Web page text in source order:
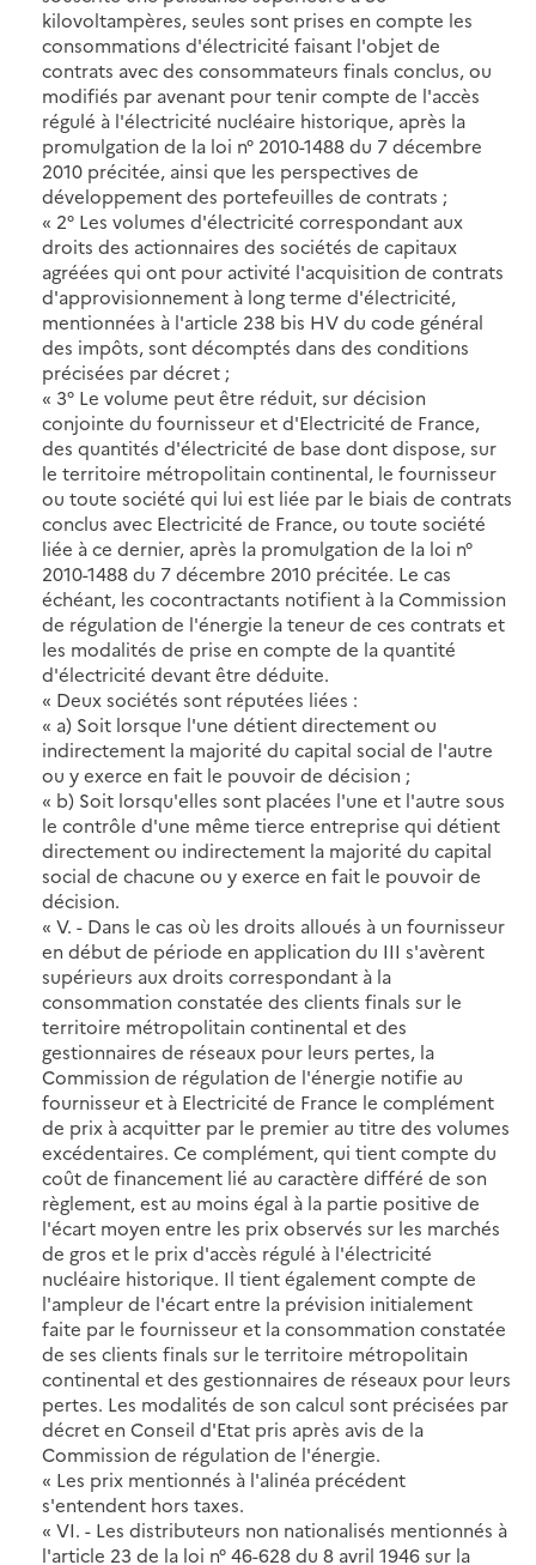
kilovoltampères, seules sont prises en compte les
consommations d'électricité faisant l'objet de
contrats avec des consommateurs finals conclus, ou
modifiés par avenant pour tenir compte de l'accès
régulé à l'électricité nucléaire historique, après la
promulgation de la loi n° 2010-1488 du 7 décembre
2010 précitée, ainsi que les perspectives de
développement des portefeuilles de contrats ;
« 2° Les volumes d'électricité correspondant aux
droits des actionnaires des sociétés de capitaux
agréées qui ont pour activité l'acquisition de contrats
d'approvisionnement à long terme d'électricité,
mentionnées à l'article 238 bis HV du code général
des impôts, sont décomptés dans des conditions
précisées par décret ;
« 3° Le volume peut être réduit, sur décision
conjointe du fournisseur et d'Electricité de France,
des quantités d'électricité de base dont dispose, sur
le territoire métropolitain continental, le fournisseur
ou toute société qui lui est liée par le biais de contrats
conclus avec Electricité de France, ou toute société
liée à ce dernier, après la promulgation de la loi n°
2010-1488 du 7 décembre 2010 précitée. Le cas
échéant, les cocontractants notifient à la Commission
de régulation de l'énergie la teneur de ces contrats et
les modalités de prise en compte de la quantité
d'électricité devant être déduite.
« Deux sociétés sont réputées liées :
« a) Soit lorsque l'une détient directement ou
indirectement la majorité du capital social de l'autre
ou y exerce en fait le pouvoir de décision ;
« b) Soit lorsqu'elles sont placées l'une et l'autre sous
le contrôle d'une même tierce entreprise qui détient
directement ou indirectement la majorité du capital
social de chacune ou y exerce en fait le pouvoir de
décision.
« V. - Dans le cas où les droits alloués à un fournisseur
en début de période en application du III s'avèrent
supérieurs aux droits correspondant à la
consommation constatée des clients finals sur le
territoire métropolitain continental et des
gestionnaires de réseaux pour leurs pertes, la
Commission de régulation de l'énergie notifie au
fournisseur et à Electricité de France le complément
de prix à acquitter par le premier au titre des volumes
excédentaires. Ce complément, qui tient compte du
coût de financement lié au caractère différé de son
règlement, est au moins égal à la partie positive de
l'écart moyen entre les prix observés sur les marchés
de gros et le prix d'accès régulé à l'électricité
nucléaire historique. Il tient également compte de
l'ampleur de l'écart entre la prévision initialement
faite par le fournisseur et la consommation constatée
de ses clients finals sur le territoire métropolitain
continental et des gestionnaires de réseaux pour leurs
pertes. Les modalités de son calcul sont précisées par
décret en Conseil d'Etat pris après avis de la
Commission de régulation de l'énergie.
« Les prix mentionnés à l'alinéa précédent
s'entendent hors taxes.
« VI. - Les distributeurs non nationalisés mentionnés à
l'article 23 de la loi n° 46-628 du 8 avril 1946 sur la